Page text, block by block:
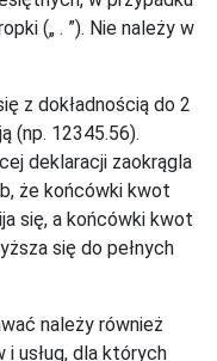
(„ . ”). Nie należy w
z dokładnością do 2
(np. 12345.56).
deklaracji zaokrągla
że końcówki kwot
się, a końcówki kwot
się do pełnych
należy również
i usług, dla których